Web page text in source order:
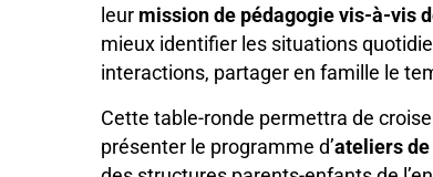
leur mission de pédagogie vis-à-vis
mieux identifier les situations
interactions, partager en famille le
Cette table-ronde permettra de
présenter le programme d’ateliers